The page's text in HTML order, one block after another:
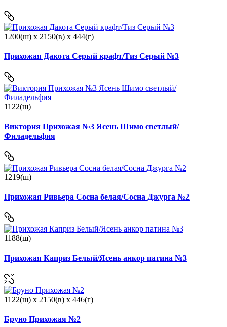
1200(ш) x 2150(в) x 444(г)
Прихожая Дакота Серый крафт/Тиз Серый №3
1122(ш)
Виктория Прихожая №3 Ясень Шимо светлый/
Филадельфия
1219(ш)
Прихожая Ривьера Сосна белая/Сосна Джурга №2
1188(ш)
Прихожая Каприз Белый/Ясень анкор патина №3
1122(ш) x 2150(в) x 446(г)
Бруно Прихожая №2